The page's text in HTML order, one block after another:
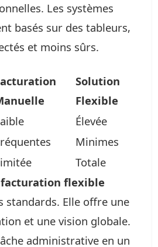
Les systèmes
basés sur des tableurs,
et moins sûrs.
Solution
Flexible
Élevée
Minimes
Totale
flexible
standards. Elle offre une
et une vision globale.
administrative en un